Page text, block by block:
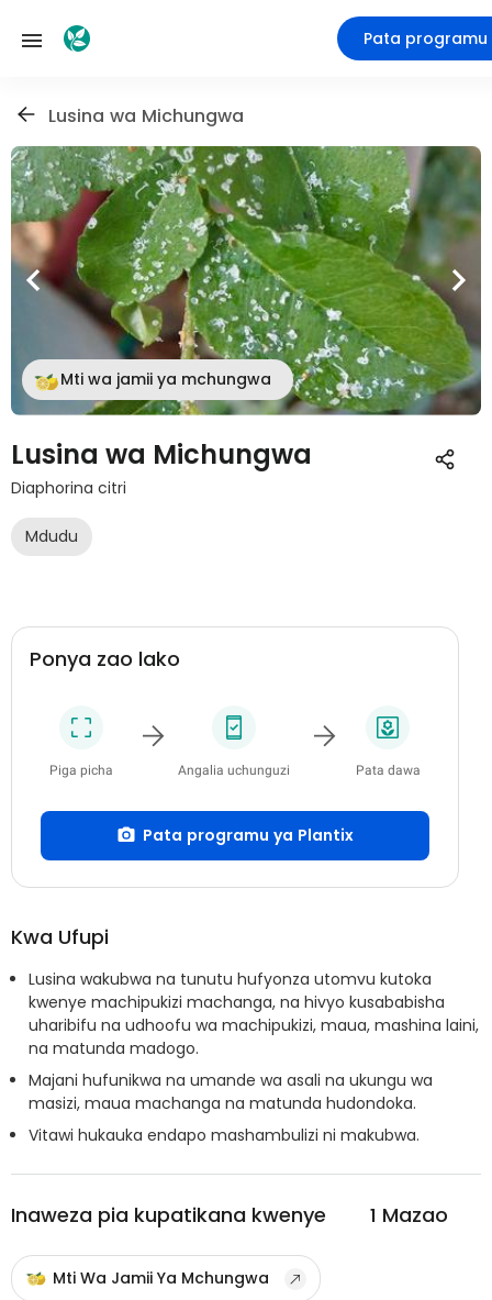
Pata programu
Lusina wa Michungwa
Mti wa jamii ya mchungwa
Lusina wa Michungwa
Diaphorina citri
Mdudu
Ponya zao lako
Piga picha Angalia uchunguzi Pata dawa
Pata programu ya Plantix
Kwa Ufupi
Lusina wakubwa na tunutu hufyonza utomvu kutoka
kwenye machipukizi machanga, na hivyo kusababisha
uharibifu na udhoofu wa machipukizi, maua, mashina laini,
na matunda madogo.
Majani hufunikwa na umande wa asali na ukungu wa
masizi, maua machanga na matunda hudondoka.
Vitawi hukauka endapo mashambulizi ni makubwa.
Inaweza pia kupatikana kwenye 1 Mazao
Mti Wa Jamii Ya Mchungwa